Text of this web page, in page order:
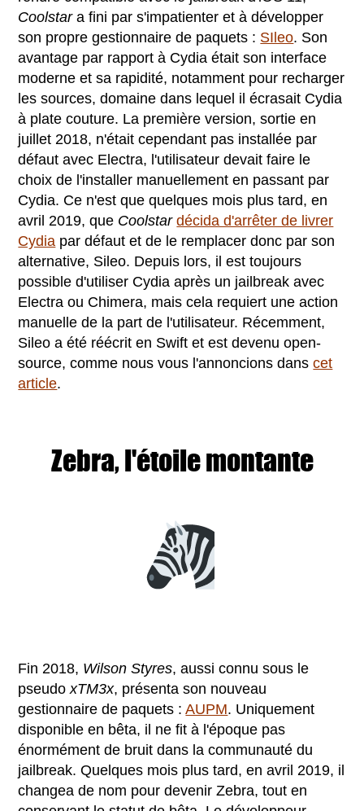
Coolstara fini par s'impatienter et à développer
son propre gestionnaire de paquets : SIleo. Son
avantage par rapport à Cydia était son interface
moderne et sa rapidité, notamment pour recharger
les sources, domaine dans lequel il écrasait Cydia
à plate couture. La première version, sortie en
juillet 2018, n'était cependant pas installée par
défaut avec Electra, l'utilisateur devait faire le
choix de l'installer manuellement en passant par
Cydia. Ce n'est que quelques mois plus tard, en
avril 2019, que Coolstar décida d'arrêter de livrer
Cydia par défaut et de le remplacer donc par son
alternative, Sileo. Depuis lors, il est toujours
possible d'utiliser Cydia après un jailbreak avec
Electra ou Chimera, mais cela requiert une action
manuelle de la part de l'utilisateur. Récemment,
Sileo a été réécrit en Swift et est devenu open-
source, comme nous vous l'annoncions danscet
article.
Zebra, l'étoile montante
Fin 2018, Wilson Styres, aussi connu sous le
pseudoxTM3x, présenta son nouveau
gestionnaire de paquets :AUPM. Uniquement
disponible en bêta, il ne fit à l'époque pas
énormément de bruit dans la communauté du
jailbreak. Quelques mois plus tard, en avril 2019, il
changea de nom pour devenir Zebra, tout en